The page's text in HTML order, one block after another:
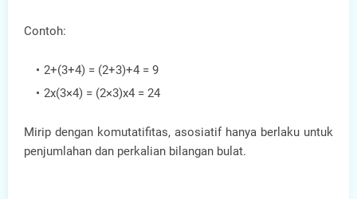
Contoh:
2+(3+4) = (2+3)+4 = 9
2x(3×4) = (2×3)x4 = 24
Mirip dengan komutatifitas, asosiatif hanya berlaku untuk
penjumlahan dan perkalian bilangan bulat.